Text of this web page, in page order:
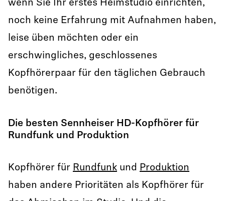
wenn Sie Ihr erstes Heimstudio einrichten,
noch keine Erfahrung mit Aufnahmen haben,
leise üben möchten oder ein
erschwingliches, geschlossenes
Kopfhörerpaar für den täglichen Gebrauch
benötigen.
Die besten Sennheiser HD-Kopfhörer für
Rundfunk und Produktion
Kopfhörer für Rundfunk und Produktion
haben andere Prioritäten als Kopfhörer für